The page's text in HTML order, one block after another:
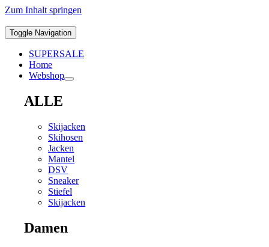
Zum Inhalt springen
Toggle Navigation
SUPERSALE
Home
Webshop
ALLE
Skijacken
Skihosen
Jacken
Mantel
DSV
Sneaker
Stiefel
Skijacken
Damen